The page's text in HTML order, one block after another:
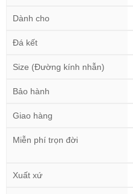
Dành cho
Đá kết
Size (Đường kính nhẫn)
Bảo hành
Giao hàng
Miễn phí trọn đời
Xuất xứ